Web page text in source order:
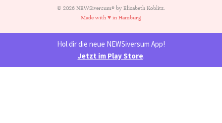
© 2026 NEWSiversum® by Elisabeth Koblitz.
Made with ♥ in Hamburg
Hol dir die neue NEWSiversum App!
Jetzt im Play Store.